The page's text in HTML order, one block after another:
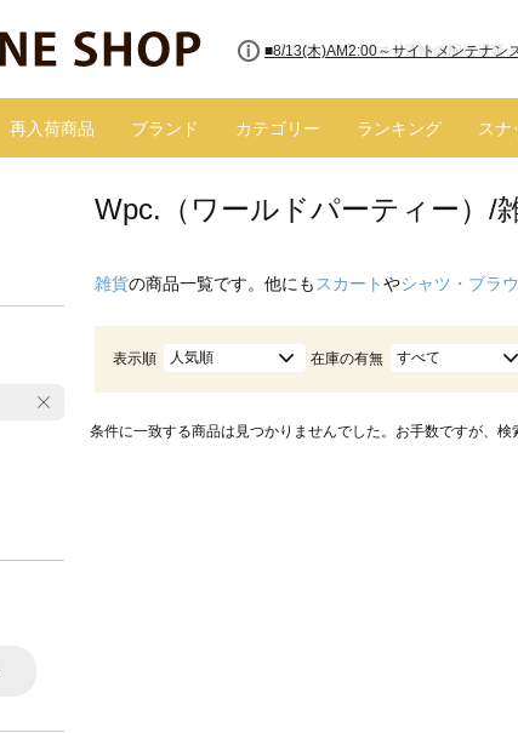
■8/13(木)AM2:00～サイトメンテナン
再入荷商品 ブランド カテゴリー ランキング スナ
Wpc.（ワールドパーティー）/
雑貨の商品一覧です。他にも スカートやシャツ・ブラ
表示順 人気順 在庫の有無 すべて
条件に一致する商品は見つかりませんでした。お手数ですが、検